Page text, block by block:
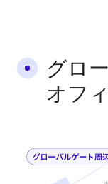
グロ
オフ